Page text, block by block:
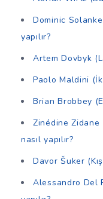
Dominic
yapılır?
Artem Dovbyk
Paolo Maldini
Brian Brobbey
Zinédine Zidane
nasıl yapılır?
Davor Šuker
Alessandro Del